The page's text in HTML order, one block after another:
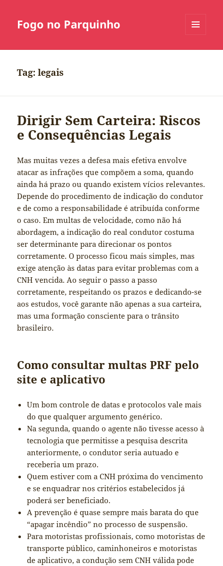
Fogo no Parquinho
Tag:legais
Dirigir Sem Carteira: Riscos
e Consequências Legais
Mas muitas vezes a defesa mais efetiva envolve
atacar as infrações que compõem a soma, quando
ainda há prazo ou quando existem vícios relevantes.
Depende do procedimento de indicação do condutor
e de como a responsabilidade é atribuída conforme
o caso. Em multas de velocidade, como não há
abordagem, a indicação do real condutor costuma
ser determinante para direcionar os pontos
corretamente. O processo ficou mais simples, mas
exige atenção às datas para evitar problemas com a
CNH vencida. Ao seguir o passo a passo
corretamente, respeitando os prazos e dedicando-se
aos estudos, você garante não apenas a sua carteira,
mas uma formação consciente para o trânsito
brasileiro.
Como consultar multas PRF pelo
site e aplicativo
Um bom controle de datas e protocolos vale mais
do que qualquer argumento genérico.
Na segunda, quando o agente não tivesse acesso à
tecnologia que permitisse a pesquisa descrita
anteriormente, o condutor seria autuado e
receberia um prazo.
Quem estiver com a CNH próxima do vencimento
e se enquadrar nos critérios estabelecidos já
poderá ser beneficiado.
A prevenção é quase sempre mais barata do que
“apagar incêndio” no processo de suspensão.
Para motoristas profissionais, como motoristas de
transporte público, caminhoneiros e motoristas
de aplicativo, a condução sem CNH válida pode